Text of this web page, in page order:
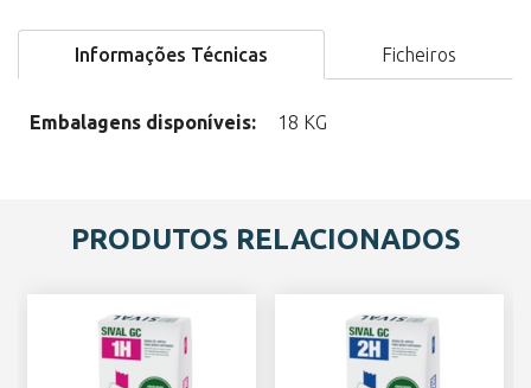
Informações Técnicas Ficheiros
Embalagens disponíveis: 18 KG
PRODUTOS RELACIONADOS